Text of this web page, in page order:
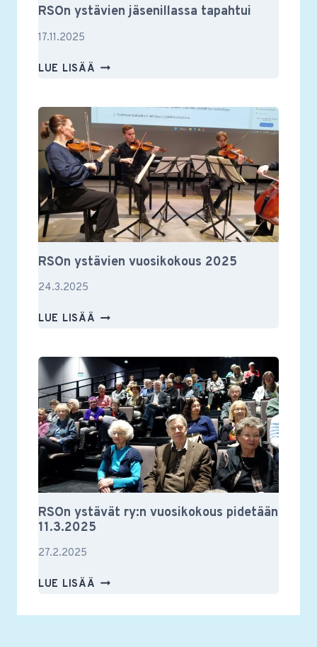
RSOn ystävien jäsenillassa tapahtui
17.11.2025
LUE LISÄÄ RSON
TAPAHTUI
RSOn ystävien vuosikokous 2025
24.3.2025
LUE LISÄÄ RSON
2025
RSOn ystävät ry:n vuosikokous pidetään
11.3.2025
27.2.2025
LUE LISÄÄ RSON
RY:N